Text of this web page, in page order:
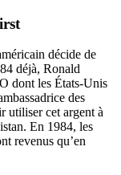
décide de
déjà, Ronald
dont les États-Unis
des
utiliser cet argent à
En 1984, les
revenus qu’en